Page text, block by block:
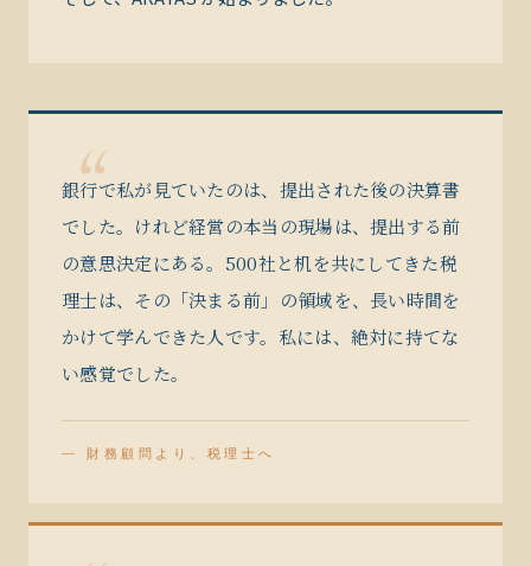
“
銀行で私が見ていたのは、提出された後の決算書
でした。けれど経営の本当の現場は、提出する前
の意思決定にある。500社と机を共にしてきた税
理士は、その「決まる前」の領域を、長い時間を
かけて学んできた人です。私には、絶対に持てな
い感覚でした。
— 財務顧問より、税理士へ